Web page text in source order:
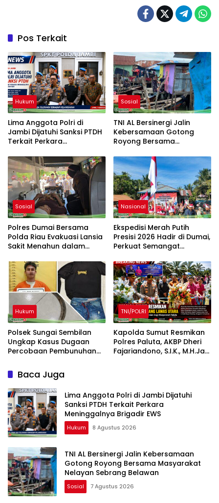
Pos Terkait
Hukum
Lima Anggota Polri di
Jambi Dijatuhi Sanksi PTDH
Terkait Perkara
Sosial
TNI AL Bersinergi Jalin
Kebersamaan Gotong
Royong Bersama
Sebrang Belawan
Sosial
Polres Dumai Bersama
Polda Riau Evakuasi Lansia
Sakit Menahun dalam
Putih Presisi
Nasional
Ekspedisi Merah Putih
Presisi 2026 Hadir di Dumai,
Perkuat Semangat
Kepedulian Sosial
Hukum
Polsek Sungai Sembilan
Ungkap Kasus Dugaan
Percobaan Pembunuhan
TNI/POLRI
Kapolda Sumut Resmikan
Polres Paluta, AKBP Dheri
Fajariandono, S.I.K., M.H.Jadi
Baca Juga
Lima Anggota Polri di Jambi Dijatuhi
Sanksi PTDH Terkait Perkara
Meninggalnya Brigadir EWS
Hukum 8 Agustus 2026
TNI AL Bersinergi Jalin Kebersamaan
Gotong Royong Bersama Masyarakat
Nelayan Sebrang Belawan
Sosial 7 Agustus 2026